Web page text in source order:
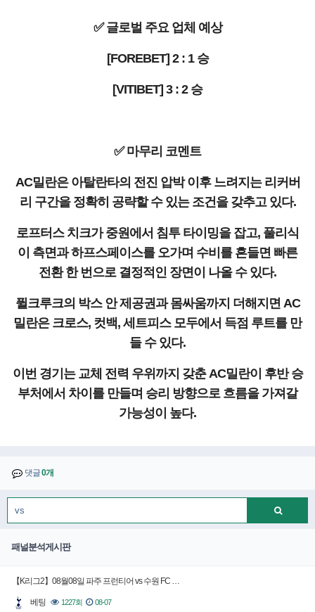
✅ 글로벌 주요 업체 예상
[FOREBET] 2 : 1 승
[VITIBET] 3 : 2 승
✅ 마무리 코멘트
AC밀란은 아탈란타의 전진 압박 이후 느려지는 리커버
리 구간을 정확히 공략할 수 있는 조건을 갖추고 있다.
로프터스 치크가 중원에서 침투 타이밍을 잡고, 풀리식
이 측면과 하프스페이스를 오가며 수비를 흔들면 빠른
전환 한 번으로 결정적인 장면이 나올 수 있다.
퓔크루크의 박스 안 제공권과 몸싸움까지 더해지면 AC
밀란은 크로스, 컷백, 세트피스 모두에서 득점 루트를 만
들 수 있다.
이번 경기는 교체 전력 우위까지 갖춘 AC밀란이 후반 승
부처에서 차이를 만들며 승리 방향으로 흐름을 가져갈
가능성이 높다.
댓글0개
패널분석게시판
【K리그2】08월08일 파주 프런티어 vs 수원 FC …
베팅 1227회 08-07